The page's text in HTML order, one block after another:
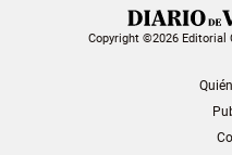
Copyright ©2026 Editorial